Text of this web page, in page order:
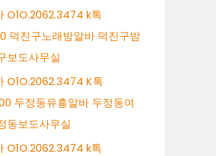
O1O.2062.3474 k톡
덕진구노래방알바 덕진구밤
보도사무실
O1O.2062.3474 K톡
두정동유흥알바 두정동여
동보도사무실
O1O.2062.3474 k톡